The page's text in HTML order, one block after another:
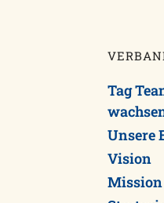
Tag
Unsere
Vision
Mission